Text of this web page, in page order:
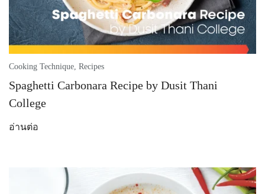
Cooking Technique Recipes
Spaghetti Carbonara Recipe by Dusit Thani
College
อ่านต่อ